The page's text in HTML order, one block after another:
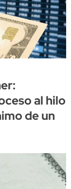
al hilo
de un